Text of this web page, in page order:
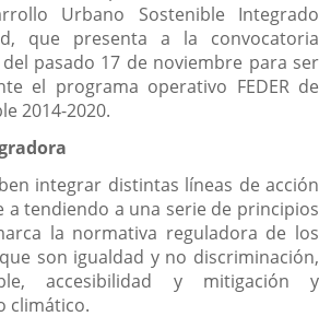
Urbano Sostenible Integrado
que presenta a la convocatoria
pasado 17 de noviembre para ser
el programa operativo FEDER de
2014-2020.
integrar distintas líneas de acción
a tendiendo a una serie de principios
la normativa reguladora de los
son igualdad y no discriminación,
accesibilidad y mitigación y
climático.